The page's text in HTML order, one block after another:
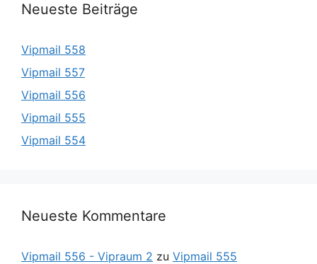
Neueste Beiträge
Vipmail 558
Vipmail 557
Vipmail 556
Vipmail 555
Vipmail 554
Neueste Kommentare
Vipmail 556 - Vipraum 2 zu Vipmail 555